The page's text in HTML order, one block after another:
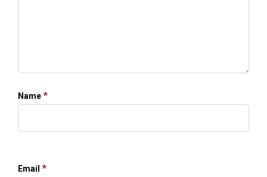
Name *
Email *